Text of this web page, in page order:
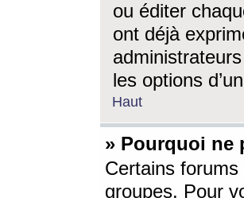
ou éditer
ont déjà
les options
Haut
» Pourquoi ne
Certains forums
groupes. Pour